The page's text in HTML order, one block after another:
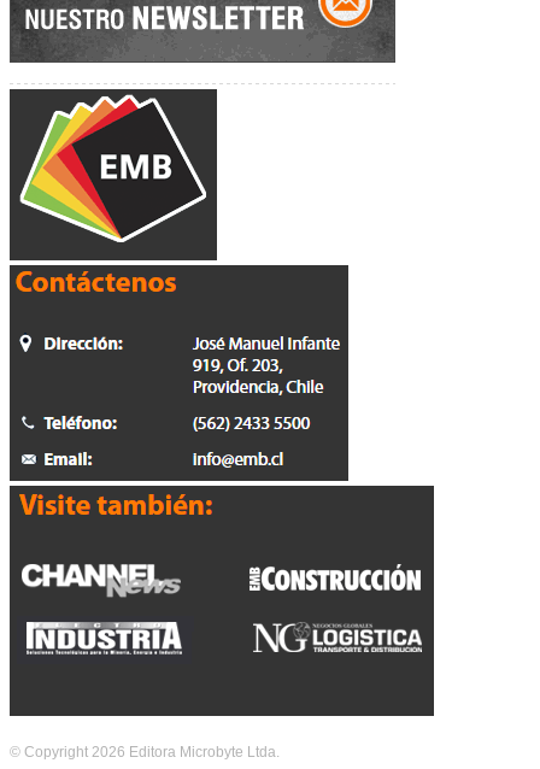
© Copyright 2026 Editora Microbyte Ltda.